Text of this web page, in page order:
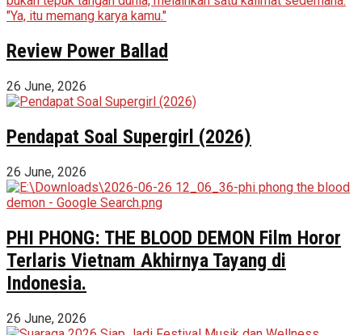
Review Power Ballad
26 June, 2026
Pendapat Soal Supergirl (2026)
26 June, 2026
PHI PHONG: THE BLOOD DEMON Film Horor
Terlaris Vietnam Akhirnya Tayang di
Indonesia.
26 June, 2026